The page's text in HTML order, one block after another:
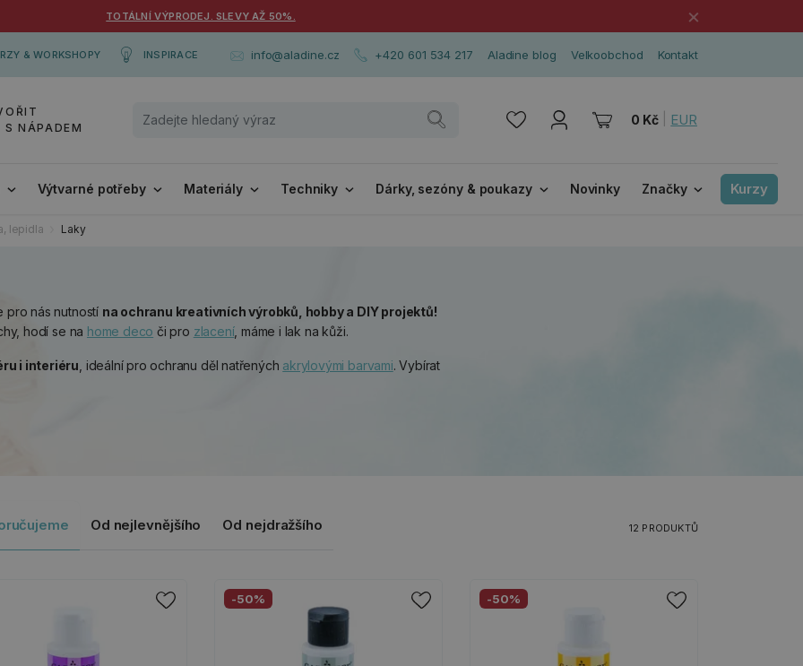
TOTÁLNÍ VÝPRODEJ. SLEVY AŽ 50%. ×
& WORKSHOPY INSPIRACE info@aladine.cz +420 601 534 217 Aladine blog Velkoobchod Kontakt
NÁPADEM
0 Kč EUR
Výtvarné potřeby Materiály Techniky Dárky, sezóny & poukazy Novinky Značky Kurzy
lepidla Laky
pro nás nutností na ochranu kreativních výrobků, hobby a DIY projektů!
hodí se na home deco či pro zlacení, máme i lak na kůži.
i interiéru , ideální pro ochranu děl natřených akrylovými barvami. Vybírat
Od nejlevnějšího Od nejdražšího 12 PRODUKTŮ
-50% -50%